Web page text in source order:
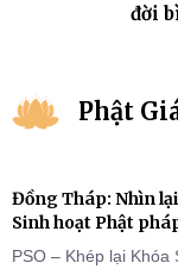
đời
Phật
Đồng Tháp: Nhìn
Sinh hoạt Phật
PSO – Khép lại